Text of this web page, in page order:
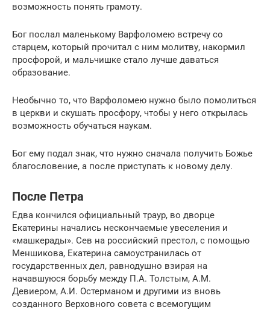
возможность понять грамоту.
Бог послал маленькому Варфоломею встречу со
старцем, который прочитал с ним молитву, накормил
просфорой, и мальчишке стало лучше даваться
образование.
Необычно то, что Варфоломею нужно было помолиться
в церкви и скушать просфору, чтобы у него открылась
возможность обучаться наукам.
Бог ему подал знак, что нужно сначала получить Божье
благословение, а после приступать к новому делу.
После Петра
Едва кончился официальный траур, во дворце
Екатерины начались нескончаемые увеселения и
«машкерады». Сев на российский престол, с помощью
Меншикова, Екатерина самоустранилась от
государственных дел, равнодушно взирая на
начавшуюся борьбу между П.А. Толстым, А.М.
Девиером, А.И. Остерманом и другими из вновь
созданного Верховного совета с всемогущим